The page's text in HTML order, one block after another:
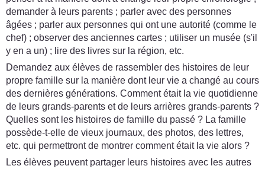
demander à leurs parents ; parler avec des personnes
âgées ; parler aux personnes qui ont une autorité (comme le
chef) ; observer des anciennes cartes ; utiliser un musée (s'il
y en a un) ; lire des livres sur la région, etc.
Demandez aux élèves de rassembler des histoires de leur
propre famille sur la manière dont leur vie a changé au cours
des dernières générations. Comment était la vie quotidienne
de leurs grands-parents et de leurs arrières grands-parents ?
Quelles sont les histoires de famille du passé ? La famille
possède-t-elle de vieux journaux, des photos, des lettres,
etc. qui permettront de montrer comment était la vie alors ?
Les élèves peuvent partager leurs histoires avec les autres